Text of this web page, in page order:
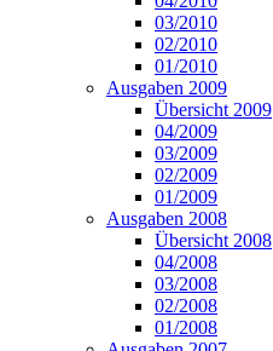
03/2010
02/2010
01/2010
Ausgaben 2009
Übersicht 2009
04/2009
03/2009
02/2009
01/2009
Ausgaben 2008
Übersicht 2008
04/2008
03/2008
02/2008
01/2008